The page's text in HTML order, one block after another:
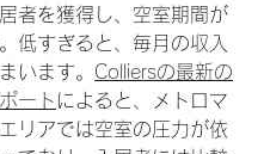
者を獲得し、空室期間が
低すぎると、毎月の収入
います。 Colliersの最新の
ート によると、メトロマ
リアでは空室の圧力が依